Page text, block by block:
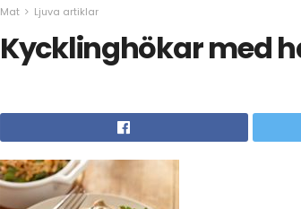
Mat Ljuva artiklar
Kycklinghökar med